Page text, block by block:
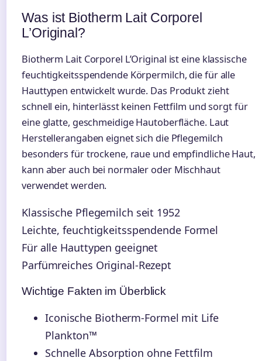
Was ist Biotherm Lait Corporel
L’Original?
Biotherm Lait Corporel L’Original ist eine klassische
feuchtigkeitsspendende Körpermilch, die für alle
Hauttypen entwickelt wurde. Das Produkt zieht
schnell ein, hinterlässt keinen Fettfilm und sorgt für
eine glatte, geschmeidige Hautoberfläche. Laut
Herstellerangaben eignet sich die Pflegemilch
besonders für trockene, raue und empfindliche Haut,
kann aber auch bei normaler oder Mischhaut
verwendet werden.
Klassische Pflegemilch seit 1952
Leichte, feuchtigkeitsspendende Formel
Für alle Hauttypen geeignet
Parfümreiches Original-Rezept
Wichtige Fakten im Überblick
Iconische Biotherm-Formel mit Life
Plankton™
Schnelle Absorption ohne Fettfilm